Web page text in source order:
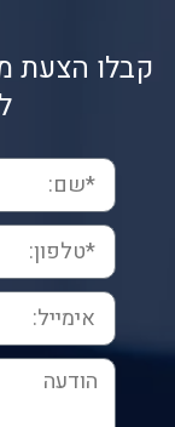
קבלו הצעת